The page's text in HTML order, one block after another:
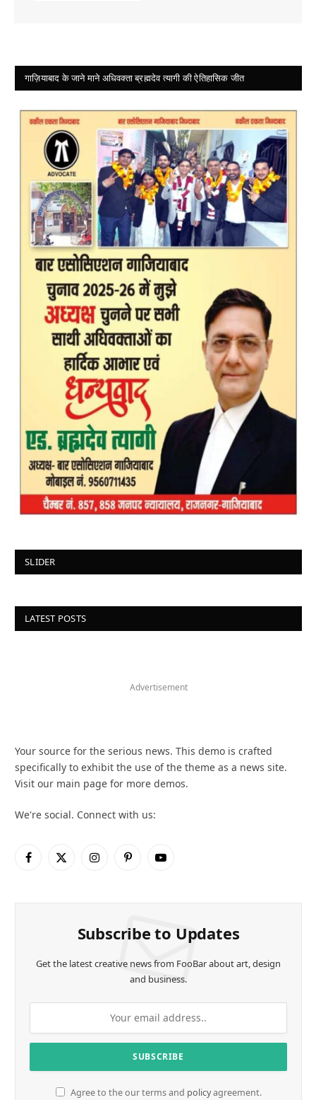
गाज़ियाबाद के जाने माने अधिवक्ता ब्रह्मदेव त्यागी की ऐतिहासिक जीत
SLIDER
LATEST POSTS
Advertisement
Your source for the serious news. This demo is crafted
specifically to exhibit the use of the theme as a news site.
Visit our main page for more demos.
We're social. Connect with us:
Facebook
X
InstagramPinterestYouTube
Subscribe to Updates
Get the latest creative news from FooBar about art, design
and business.
Agree to the our terms and policyagreement.